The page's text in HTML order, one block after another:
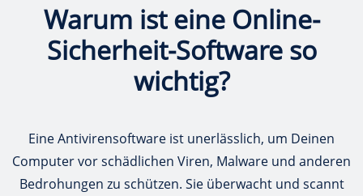
Warum ist eine Online-
Sicherheit-Software so
wichtig?
Eine Antivirensoftware ist unerlässlich, um Deinen
Computer vor schädlichen Viren, Malware und anderen
Bedrohungen zu schützen. Sie überwacht und scannt